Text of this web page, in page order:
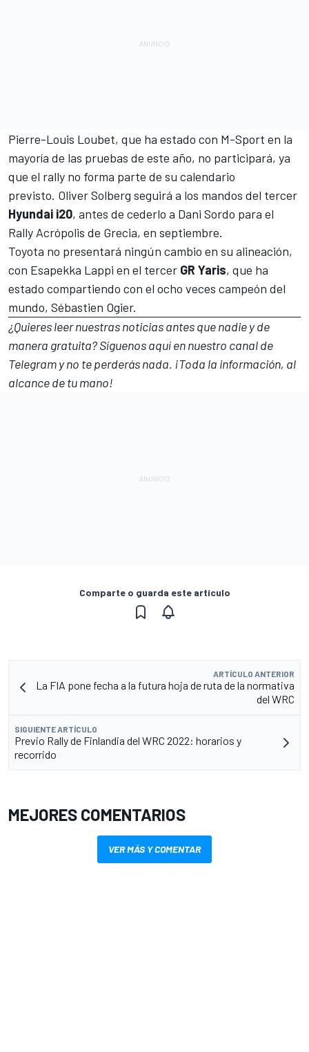
Pierre-Louis Loubet, que ha estado con M-Sport en la
mayoría de las pruebas de este año, no participará, ya
que el rally no forma parte de su calendario
previsto. Oliver Solberg seguirá a los mandos del tercer
Hyundai i20, antes de cederlo a Dani Sordo para el
Rally Acrópolis de Grecia, en septiembre.
Toyota no presentará ningún cambio en su alineación,
con Esapekka Lappi en el tercer GR Yaris, que ha
estado compartiendo con el ocho veces campeón del
mundo, Sébastien Ogier.
¿Quieres leer nuestras noticias antes que nadie y de
manera gratuita? Síguenosaquí en nuestro canal de
Telegramy no te perderás nada. ¡Toda la información, al
alcance de tu mano!
Comparte o guarda este artículo
ARTÍCULO ANTERIOR
La FIA pone fecha a la futura hoja de ruta de la normativa
del WRC
SIGUIENTE ARTÍCULO
Previo Rally de Finlandia del WRC 2022: horarios y
recorrido
MEJORES COMENTARIOS
VER MÁS Y COMENTAR